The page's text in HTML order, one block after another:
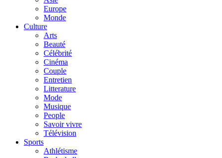
Europe
Monde
Culture
Arts
Beauté
Célébrité
Cinéma
Couple
Entretien
Litterature
Mode
Musique
People
Savoir vivre
Télévision
Sports
Athlétisme